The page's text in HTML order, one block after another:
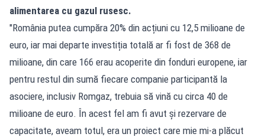
alimentarea cu gazul rusesc.
"România putea cumpăra 20% din acțiuni cu 12,5 milioane de
euro, iar mai departe investiția totală ar fi fost de 368 de
milioane, din care 166 erau acoperite din fonduri europene, iar
pentru restul din sumă fiecare companie participantă la
asociere, inclusiv Romgaz, trebuia să vină cu circa 40 de
milioane de euro. În acest fel am fi avut și rezervare de
capacitate, aveam totul, era un proiect care mie mi-a plăcut